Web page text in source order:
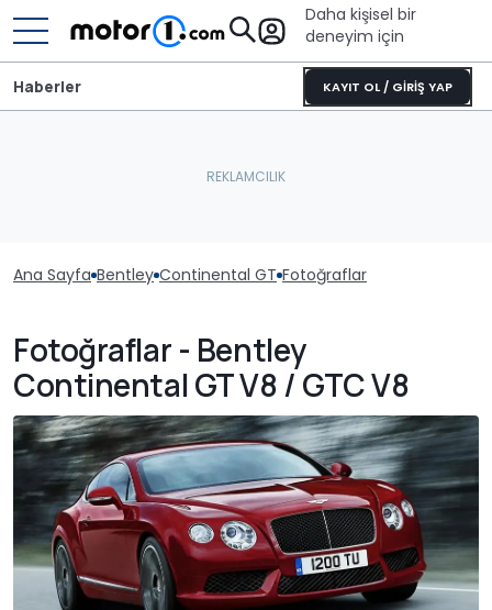
Daha kişisel bir
deneyim için
KAYIT OL / GİRİŞ YAP
Haberler
Ana Sayfa Bentley Continental GT Fotoğraflar
Fotoğraflar - Bentley
Continental GT V8 / GTC V8